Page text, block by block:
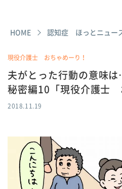
HOME 認知症 ほっとニュー
現役介護士 おちゃめーり！
夫がとった行動の意味
秘密編10「現役介護士
2018.11.19